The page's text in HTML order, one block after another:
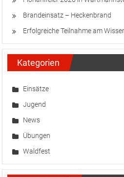
Brandeinsatz – Heckenbrand
Erfolgreiche Teilnahme am
Kategorien
Einsätze
Jugend
News
Übungen
Waldfest